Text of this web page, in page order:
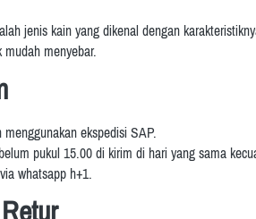
jenis kain yang dikenal dengan
menyebar.
ekspedisi SAP.
pukul 15.00 di kirim di hari yang sama
whatsapp h+1.